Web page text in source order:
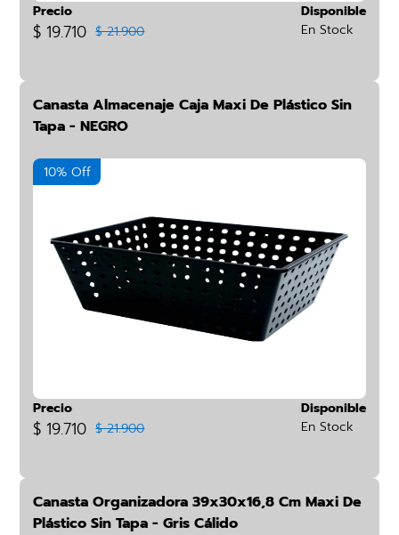
Precio
$ 19.710 $ 21.900
Disponible
En Stock
Canasta Almacenaje Caja Maxi De Plástico Sin
Tapa - NEGRO
10% Off
Precio
$ 19.710 $ 21.900
Disponible
En Stock
Canasta Organizadora 39x30x16,8 Cm Maxi De
Plástico Sin Tapa - Gris Cálido